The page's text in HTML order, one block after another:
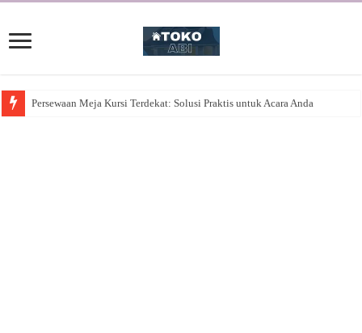
Persewaan Meja Kursi Terdekat: Solusi Praktis untuk Acara Anda